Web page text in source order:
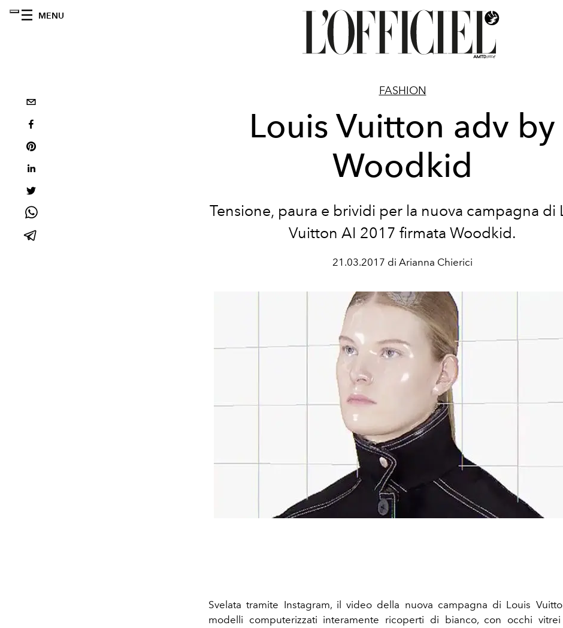
MENU
FASHION
Louis Vuitton adv by
Woodkid
Tensione, paura e brividi per la nuova campagna di
Vuitton AI 2017 firmata Woodkid.
21.03.2017 di Arianna Chierici
Svelata tramite Instagram, il video della nuova campagna di Louis
modelli computerizzati interamente ricoperti di bianco, con occhi